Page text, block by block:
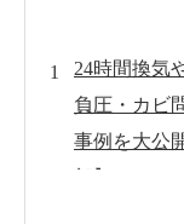
24時間換気
負圧・カビ
事例を大公
はじめに：